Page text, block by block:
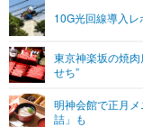
グラビア
ショッピング
ライフTOP
リリース一覧
プッシュ通知の停止
10G光回線導入レ
東京神楽坂の焼
せち”
明神会館で正月
詰」も